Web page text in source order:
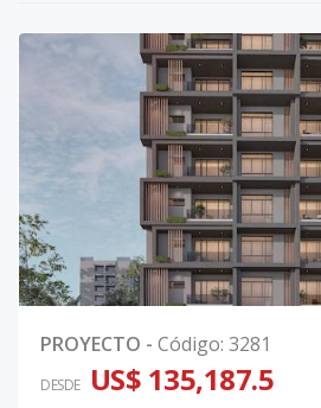
PROYECTO - Código: 3281
DESDE US$ 135,187.5